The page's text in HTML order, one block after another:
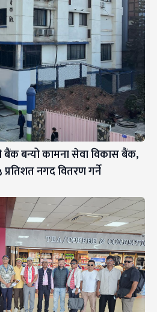
बैंक बन्यो कामना सेवा विकास बैंक,
नगद वितरण गर्ने